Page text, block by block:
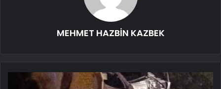
MEHMET HAZBİN KAZBEK